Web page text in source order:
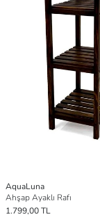
AquaLuna
Ahşap Ayaklı Rafı
1.799,00 TL